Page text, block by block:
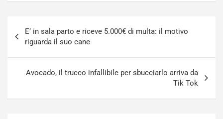
articoli
E’ in sala parto e riceve 5.000€ di multa: il motivo
riguarda il suo cane
Avocado, il trucco infallibile per sbucciarlo arriva da
Tik Tok